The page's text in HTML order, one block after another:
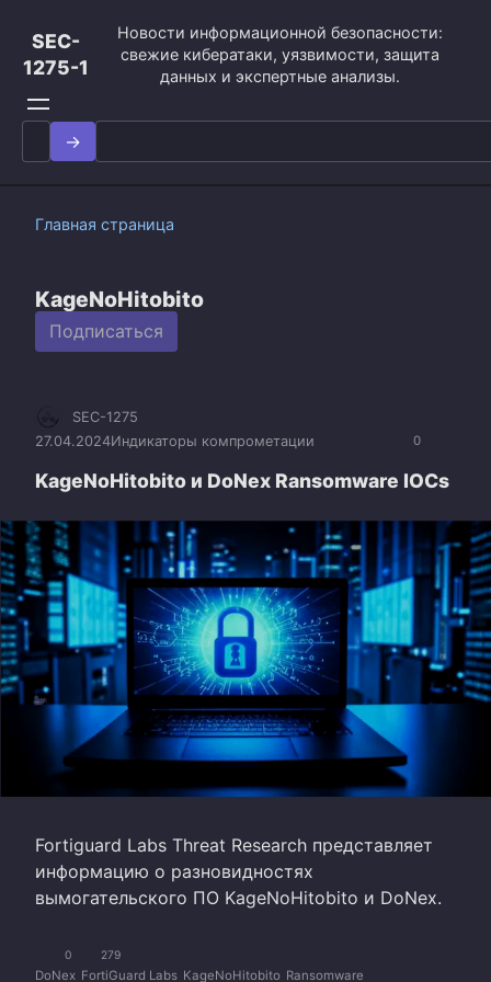
контенту
SEC-
1275-1
Новости информационной безопасности:
свежие кибератаки, уязвимости, защита
данных и экспертные анализы.
Search
for:
Главная страница
KageNoHitobito
Подписаться
0
SEC-1275
27.04.2024Индикаторы компрометации
KageNoHitobito и DoNex Ransomware IOCs
Fortiguard Labs Threat Research представляет
информацию о разновидностях
вымогательского ПО KageNoHitobito и DoNex.
0 279
DoNex FortiGuard Labs KageNoHitobito Ransomware